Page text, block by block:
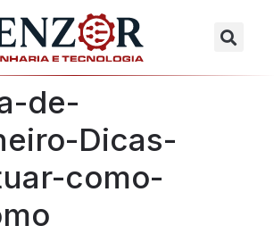
de-
Dicas-
como-